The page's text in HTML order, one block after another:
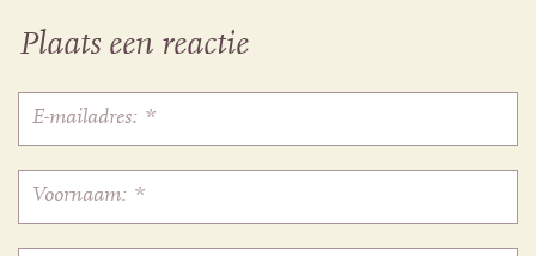
Plaats een reactie